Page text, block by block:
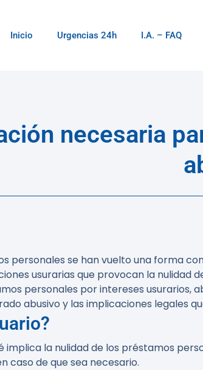
Inicio Urgencias 24h I.A. – FAQ
necesaria
personales se han vuelto una forma
usurarias que provocan la
personales por intereses usurarios,
abusivo y las implicaciones legales
implica la nulidad de los préstamos
caso de que sea necesario.